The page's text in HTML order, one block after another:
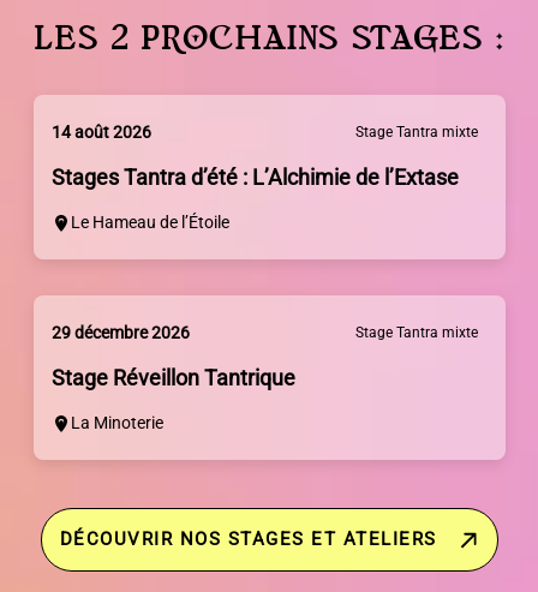
LES 2 PROCHAINS STAGES :
14 août 2026 Stage Tantra mixte
Stages Tantra d’été : L’Alchimie de l’Extase
Le Hameau de l’Étoile
29 décembre 2026 Stage Tantra mixte
Stage Réveillon Tantrique
La Minoterie
DÉCOUVRIR NOS STAGES ET ATELIERS